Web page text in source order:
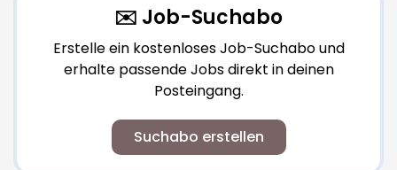
✉️ Job-Suchabo
Erstelle ein kostenloses Job-Suchabo und
erhalte passende Jobs direkt in deinen
Posteingang.
Suchabo erstellen